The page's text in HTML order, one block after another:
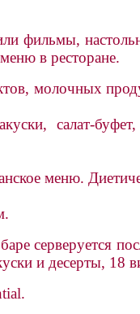
фильмы,
в ресторане.
молочных
салат-
меню.
серверуется
и десерты, 18